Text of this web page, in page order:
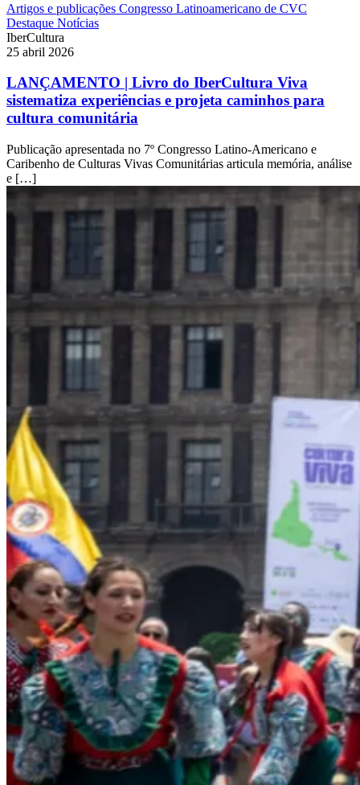
Artigos e publicações Congresso Latinoamericano de CVC
Destaque Notícias
IberCultura
25 abril 2026
LANÇAMENTO | Livro do IberCultura Viva
sistematiza experiências e projeta caminhos para
cultura comunitária
Publicação apresentada no 7º Congresso Latino-Americano e
Caribenho de Culturas Vivas Comunitárias articula memória, análise
e […]